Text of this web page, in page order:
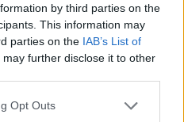
by third parties on the
This information may
parties on the IAB’s List of
may further disclose it to other
uses one or more Google
Opt Outs
ultime news